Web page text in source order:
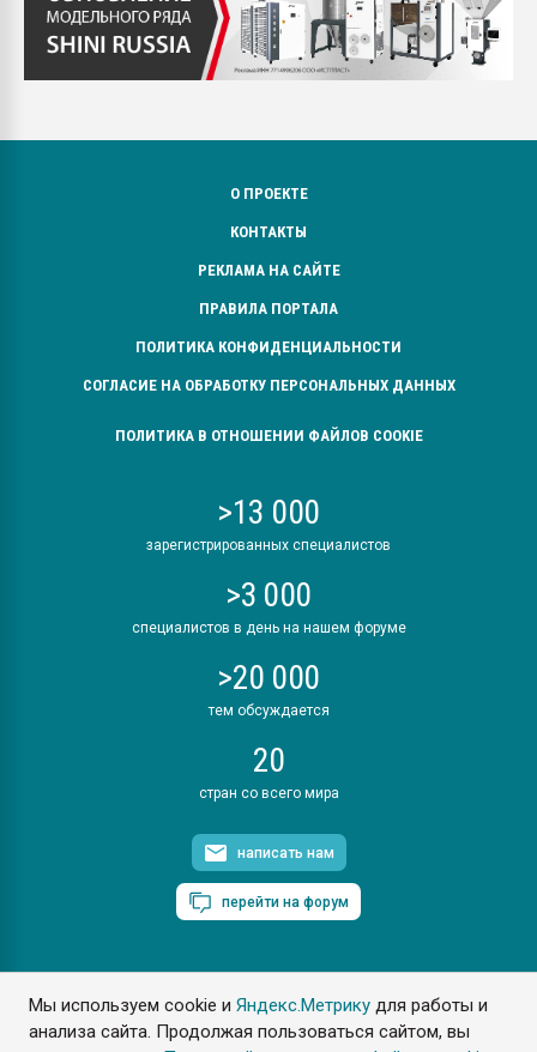
Мы используем cookie иЯндекс.Метрику для работы и
анализа сайта. Продолжая пользоваться сайтом, вы
О ПРОЕКТЕ
КОНТАКТЫ
РЕКЛАМА НА САЙТЕ
ПРАВИЛА ПОРТАЛА
ПОЛИТИКА КОНФИДЕНЦИАЛЬНОСТИ
СОГЛАСИЕ НА ОБРАБОТКУ ПЕРСОНАЛЬНЫХ ДАННЫХ
ПОЛИТИКА В ОТНОШЕНИИ ФАЙЛОВ COOKIE
>13 000
зарегистрированных специалистов
>3 000
специалистов в день на нашем форуме
>20 000
тем обсуждается
20
стран со всего мира
написать нам
перейти на форум
ПластЭксперт © 2006. Все права защищены
Разрешается копирование материалов сайта с обязательной